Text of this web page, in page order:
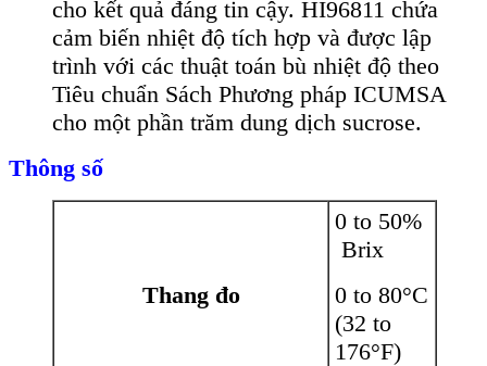
cho kết quả đáng tin cậy. HI96811 chứa
cảm biến nhiệt độ tích hợp và được lập
trình với các thuật toán bù nhiệt độ theo
Tiêu chuẩn Sách Phương pháp ICUMSA
cho một phần trăm dung dịch sucrose.
Thông số
Thang đo
0 to 50%
Brix
0 to 80°C
(32 to
176°F)